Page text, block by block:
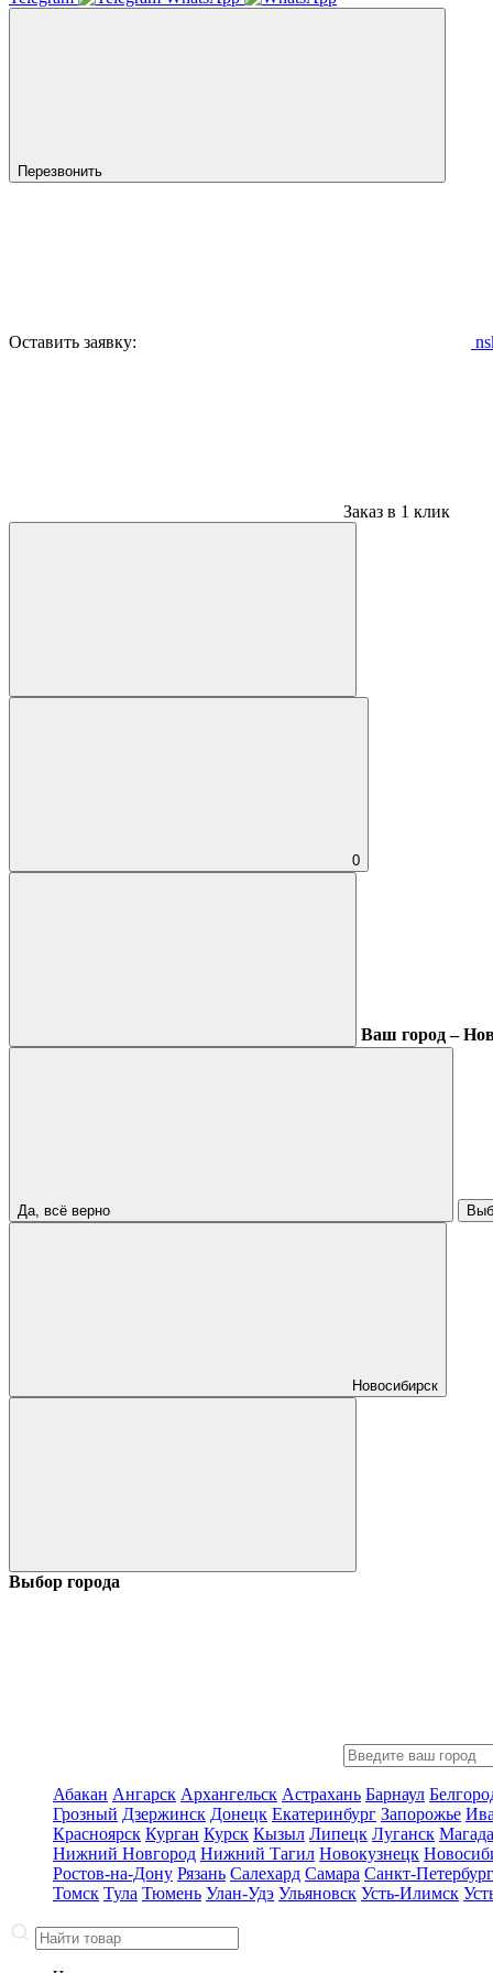
Перезвонить
Оставить заявку:
Заказ в 1 клик
0
Ваш город –
Да, всё верно
Новосибирск
Выбор города
Абакан Ангарск Архангельск Астрахань Барнаул
Грозный Дзержинск Донецк Екатеринбург Запорожье
Красноярск Курган Курск Кызыл Липецк Луганск
Нижний Новгород Нижний Тагил Новокузнецк
Ростов-на-Дону Рязань Салехард Самара Санкт-Петербург
Томск Тула Тюмень Улан-Удэ Ульяновск Усть-Илимск